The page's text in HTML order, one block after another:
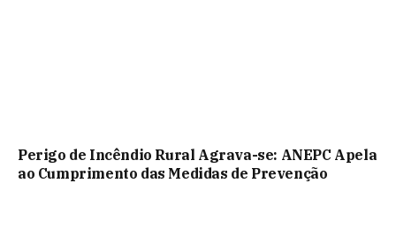
Perigo de Incêndio Rural Agrava-se: ANEPC Apela
ao Cumprimento das Medidas de Prevenção